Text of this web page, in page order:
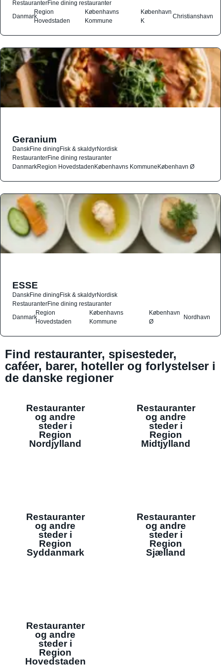
RestauranterFine dining restauranter
Danmark
Region
Hovedstaden
Københavns
Kommune
København
K
Christianshavn
Geranium
DanskFine diningFisk & skaldyrNordisk
RestauranterFine dining restauranter
DanmarkRegion HovedstadenKøbenhavns KommuneKøbenhavn Ø
ESSE
DanskFine diningFisk & skaldyrNordisk
RestauranterFine dining restauranter
Danmark
Region
Hovedstaden
Københavns
Kommune
København
Ø
Nordhavn
Find restauranter, spisesteder,
caféer, barer, hoteller og forlystelser i
de danske regioner
Restauranter
og andre
steder i
Region
Nordjylland
Restauranter
og andre
steder i
Region
Midtjylland
Restauranter
og andre
steder i
Region
Syddanmark
Restauranter
og andre
steder i
Region
Sjælland
Restauranter
og andre
steder i
Region
Hovedstaden